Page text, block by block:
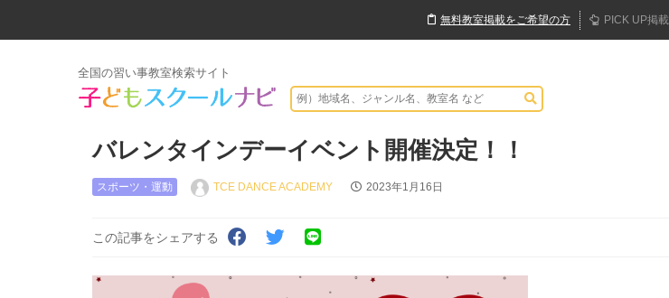
無料教室掲載をご希望の方 PICK UP掲載
全国の習い事教室検索サイト
バレンタインデーイベント開催決定！！
スポーツ・運動 TCE DANCE ACADEMY 2023年1月16日
この記事をシェアする